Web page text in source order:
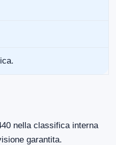
nella classifica interna
garantita.